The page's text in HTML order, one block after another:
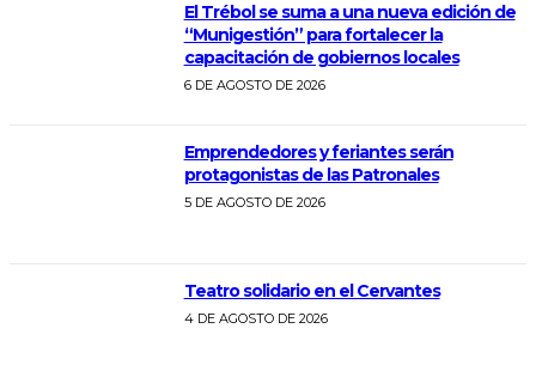
El Trébol se suma a una nueva edición de
“Munigestión” para fortalecer la
capacitación de gobiernos locales
6 DE AGOSTO DE 2026
Emprendedores y feriantes serán
protagonistas de las Patronales
5 DE AGOSTO DE 2026
Teatro solidario en el Cervantes
4 DE AGOSTO DE 2026